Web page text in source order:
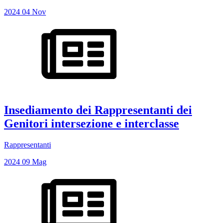
2024 04 Nov
Insediamento dei Rappresentanti dei
Genitori intersezione e interclasse
Rappresentanti
2024 09 Mag